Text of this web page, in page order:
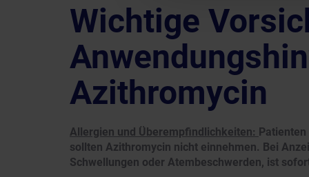
Wichtige
Azithromycin
Allergien und Überempfindlichkeiten:
sollten Azithromycin nicht einnehmen. Bei
Schwellungen oder Atembeschwerden, ist